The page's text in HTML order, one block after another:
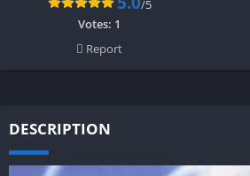
/5
Votes: 1
Report
DESCRIPTION